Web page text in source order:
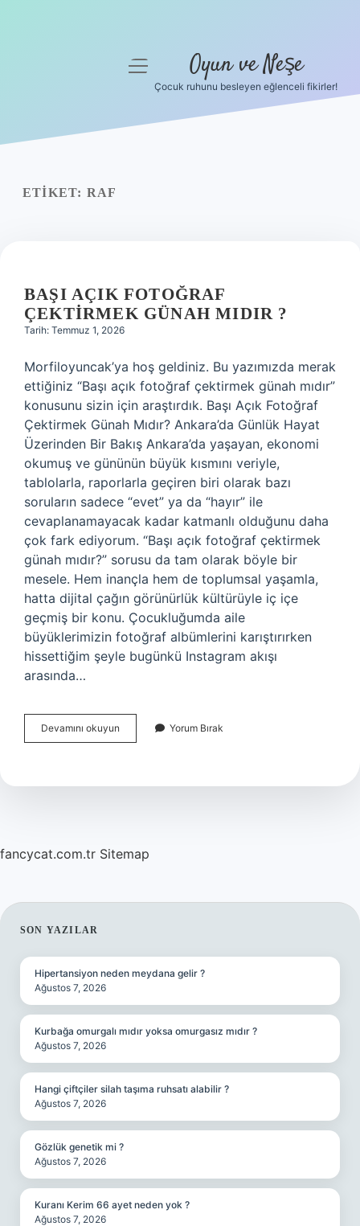
Yasal Uyarı
menüyü
Oyun ve Neşe
Çocuk ruhunu besleyen eğlenceli fikirler!
ETIKET: RAF
BAŞI AÇIK FOTOĞRAF
ÇEKTIRMEK GÜNAH MIDIR ?
Tarih: Temmuz 1, 2026
Morfiloyuncak’ya hoş geldiniz. Bu yazımızda merak
ettiğiniz “Başı açık fotoğraf çektirmek günah mıdır”
konusunu sizin için araştırdık. Başı Açık Fotoğraf
Çektirmek Günah Mıdır? Ankara’da Günlük Hayat
Üzerinden Bir Bakış Ankara’da yaşayan, ekonomi
okumuş ve gününün büyük kısmını veriyle,
tablolarla, raporlarla geçiren biri olarak bazı
soruların sadece “evet” ya da “hayır” ile
cevaplanamayacak kadar katmanlı olduğunu daha
çok fark ediyorum. “Başı açık fotoğraf çektirmek
günah mıdır?” sorusu da tam olarak böyle bir
mesele. Hem inançla hem de toplumsal yaşamla,
hatta dijital çağın görünürlük kültürüyle iç içe
geçmiş bir konu. Çocukluğumda aile
büyüklerimizin fotoğraf albümlerini karıştırırken
hissettiğim şeyle bugünkü Instagram akışı
arasında…
Devamını okuyun
açık
günah
Yorum Bırak
fancycat.com.tr Sitemap
SIDEBAR
SON YAZILAR
Hipertansiyon neden meydana gelir ?
Ağustos 7, 2026
Kurbağa omurgalı mıdır yoksa omurgasız mıdır ?
Ağustos 7, 2026
Hangi çiftçiler silah taşıma ruhsatı alabilir ?
Ağustos 7, 2026
Gözlük genetik mi ?
Ağustos 7, 2026
Kuranı Kerim 66 ayet neden yok ?
Ağustos 7, 2026